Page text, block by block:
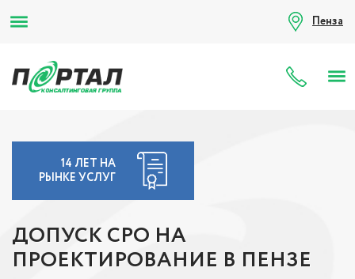
Пенза
8
14 ЛЕТ НА
РЫНКЕ УСЛУГ
ДОПУСК СРО НА
ПРОЕКТИРОВАНИЕ В ПЕНЗЕ